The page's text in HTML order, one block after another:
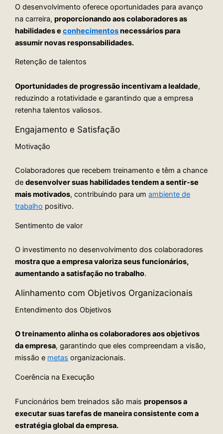
O desenvolvimento oferece oportunidades para avanço
na carreira,proporcionando aos colaboradores as
habilidades econhecimentosnecessários para
assumir novas responsabilidades.
Retenção de talentos
Oportunidades de progressão incentivam a lealdade,
reduzindo a rotatividade e garantindo que a empresa
retenha talentos valiosos.
Engajamento e Satisfação
Motivação
Colaboradores que recebem treinamento e têm a chance
dedesenvolver suas habilidades tendem a sentir-se
mais motivados, contribuindo para umambiente de
trabalho positivo.
Sentimento de valor
O investimento no desenvolvimento dos colaboradores
mostra que a empresa valoriza seus funcionários,
aumentando a satisfação no trabalho.
Alinhamento com Objetivos Organizacionais
Entendimento dos Objetivos
O treinamento alinha os colaboradores aos objetivos
da empresa, garantindo que eles compreendam a visão,
missão e metas organizacionais.
Coerência na Execução
Funcionários bem treinados são maispropensos a
executar suas tarefas de maneira consistente com a
estratégia global da empresa.